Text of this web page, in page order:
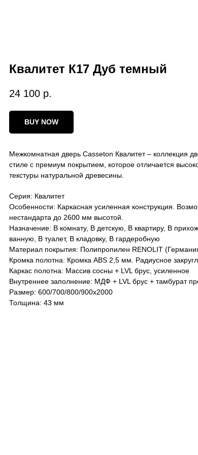
Квалитет К17 Дуб темный
24 100 р.
BUY NOW
Межкомнатная дверь Casseton Квалитет – коллекция
стиле с премиум покрытием, которое отличается
текстуры натуральной древесины.
Серия: Квалитет
Особенности: Каркасная усиленная конструкция.
нестандарта до 2600 мм высотой.
Назначение: В комнату, В детскую, В квартиру, В
ванную, В туалет, В кладовку, В гардеробную
Материал покрытия: Полипропилен RENOLIT
Кромка полотна: Кромка ABS 2,5 мм. Радиусное
Каркас полотна: Массив сосны + LVL брус, усиленное
Внутреннее заполнение: МДФ + LVL брус + тамбурат
Размер: 600/700/800/900х2000
Толщина: 43 мм